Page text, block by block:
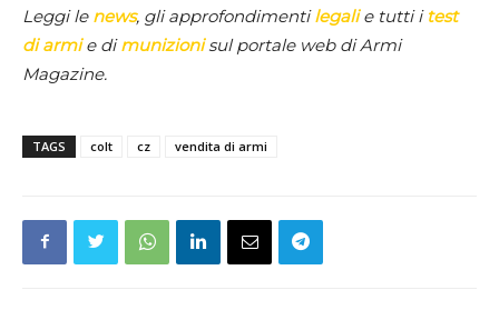
Leggi le news, gli approfondimentilegalie tutti i test
di armie dimunizionisul portale web di Armi
Magazine.
TAGS colt cz vendita di armi